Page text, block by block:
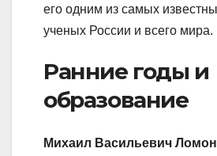
его одним из самых
ученых России и всего мира.
Ранние годы и
образование
Михаил Васильевич